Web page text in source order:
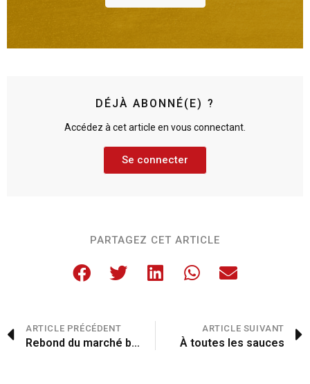
DÉJÀ ABONNÉ(E) ?
Accédez à cet article en vous connectant.
Se connecter
PARTAGEZ CET ARTICLE
ARTICLE PRÉCÉDENT
Rebond du marché bio, il est temps de passer à l’action pendant le Mois de la Bio
ARTICLE SUIVANT
À toutes les sauces